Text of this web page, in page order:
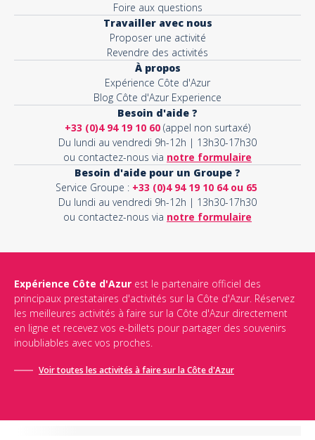
Foire aux questions
Travailler avec nous
Proposer une activité
Revendre des activités
À propos
Expérience Côte d'Azur
Blog Côte d'Azur Experience
Besoin d'aide ?
+33 (0)4 94 19 10 60 (appel non surtaxé)
Du lundi au vendredi 9h-12h | 13h30-17h30
ou contactez-nous via notre formulaire
Besoin d'aide pour un Groupe ?
Service Groupe : +33 (0)4 94 19 10 64 ou 65
Du lundi au vendredi 9h-12h | 13h30-17h30
ou contactez-nous via notre formulaire
Expérience Côte d'Azur est le partenaire officiel des
principaux prestataires d'activités sur la Côte d'Azur. Réservez
les meilleures activités à faire sur la Côte d'Azur directement
en ligne et recevez vos e-billets pour partager des souvenirs
inoubliables avec vos proches.
Voir toutes les activités à faire sur la Côte d'Azur